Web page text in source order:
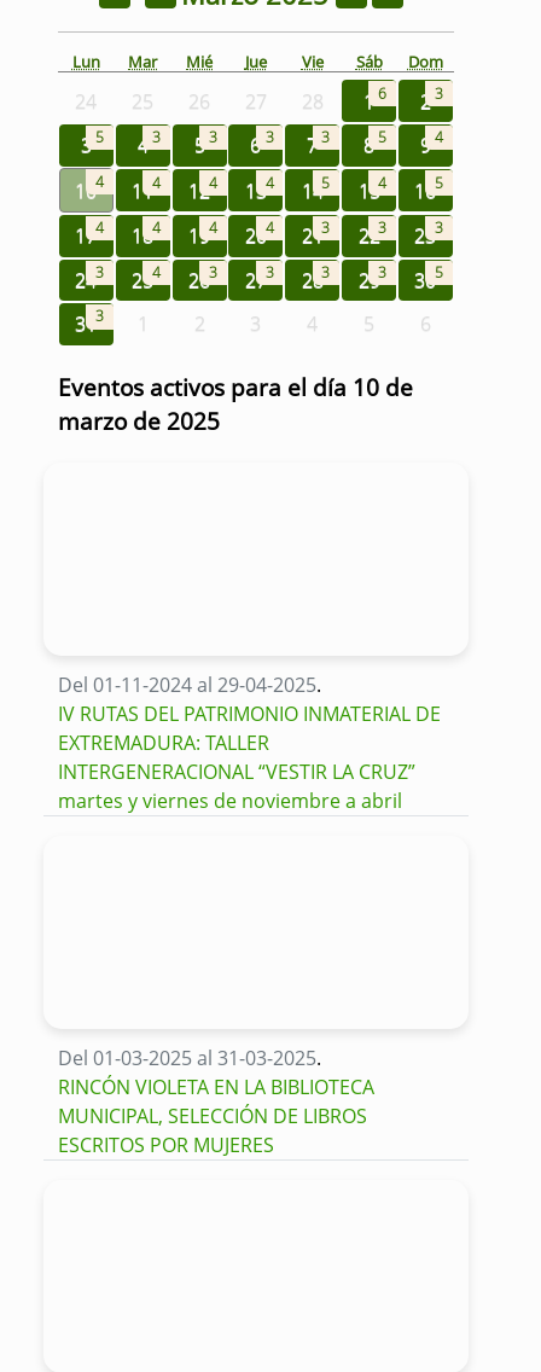
Lun Mar Mié Jue Vie Sáb Dom
24 25 26 27 28 16 23
35 43 53 6 3 73 85 94
104 114 124 134 145 154 165
174 184 194 204 213 223 233
243 254 263 273 283 293 305
313 1 2 3 4 5 6
Eventos activos para el día 10 de
marzo de 2025
Del 01-11-2024 al 29-04-2025.
IV RUTAS DEL PATRIMONIO INMATERIAL DE
EXTREMADURA: TALLER
INTERGENERACIONAL “VESTIR LA CRUZ”
martes y viernes de noviembre a abril
Del 01-03-2025 al 31-03-2025.
RINCÓN VIOLETA EN LA BIBLIOTECA
MUNICIPAL, SELECCIÓN DE LIBROS
ESCRITOS POR MUJERES